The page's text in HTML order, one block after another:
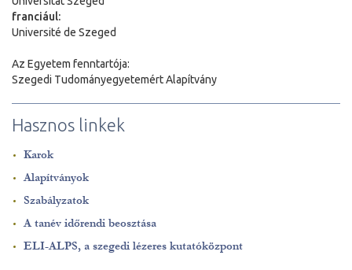
franciául:
Université de Szeged
Az Egyetem fenntartója:
Szegedi Tudományegyetemért Alapítvány
Hasznos linkek
Karok
Alapítványok
Szabályzatok
A tanév időrendi beosztása
ELI-ALPS, a szegedi lézeres kutatóközpont